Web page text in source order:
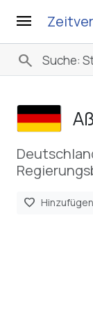
menu
search
favorite Hinzufügen